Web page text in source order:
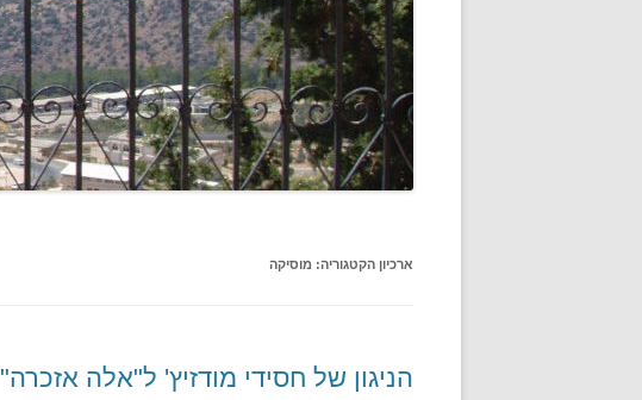
ארכיון הקטגוריה: מוסיקה
הניגון של חסידי מודזיץ' ל"אלה אזכרה"